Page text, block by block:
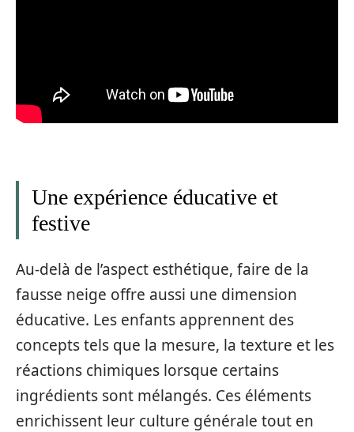
Une expérience éducative et
festive
Au-delà de l’aspect esthétique, faire de la
fausse neige offre aussi une dimension
éducative. Les enfants apprennent des
concepts tels que la mesure, la texture et les
réactions chimiques lorsque certains
ingrédients sont mélangés. Ces éléments
enrichissent leur culture générale tout en